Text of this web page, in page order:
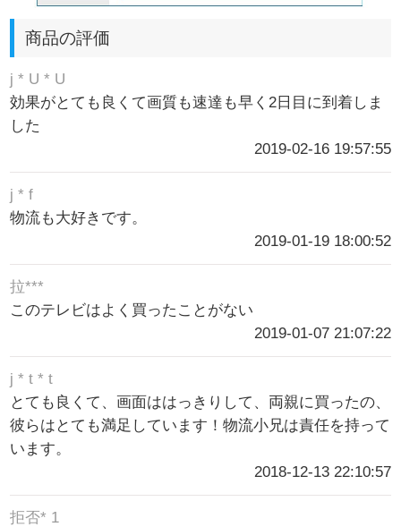
商品の評価
j * U * U
効果がとても良くて画質も速達も早く2日目に到着しま
した
2019-02-16 19:57:55
j * f
物流も大好きです。
2019-01-19 18:00:52
拉***
このテレビはよく買ったことがない
2019-01-07 21:07:22
j * t * t
とても良くて、画面ははっきりして、両親に買ったの、
彼らはとても満足しています！物流小兄は責任を持って
います。
2018-12-13 22:10:57
拒否* 1